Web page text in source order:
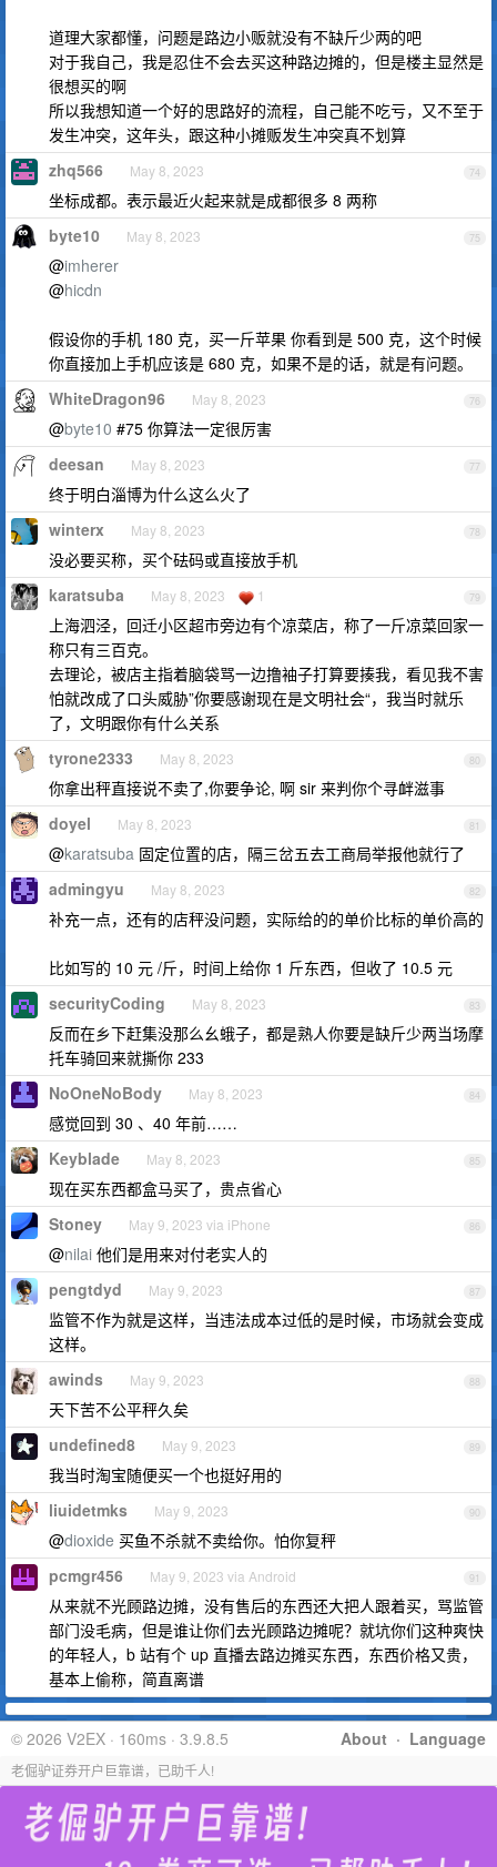
道理大家都懂，问题是路边小贩就没有不缺斤少两的吧
对于我自己，我是忍住不会去买这种路边摊的，但是楼主显然是
很想买的啊
所以我想知道一个好的思路好的流程，自己能不吃亏，又不至于
发生冲突，这年头，跟这种小摊贩发生冲突真不划算
74
zhq566 May 8, 2023
坐标成都。表示最近火起来就是成都很多 8 两称
75
byte10 May 8, 2023
@imherer
@hicdn
假设你的手机 180 克，买一斤苹果 你看到是 500 克，这个时候
你直接加上手机应该是 680 克，如果不是的话，就是有问题。
76
WhiteDragon96 May 8, 2023
@byte10 #75 你算法一定很厉害
77
deesan May 8, 2023
终于明白淄博为什么这么火了
78
winterx May 8, 2023
没必要买称，买个砝码或直接放手机
79
karatsuba May 8, 2023 1
上海泗泾，回迁小区超市旁边有个凉菜店，称了一斤凉菜回家一
称只有三百克。
去理论，被店主指着脑袋骂一边撸袖子打算要揍我，看见我不害
怕就改成了口头威胁”你要感谢现在是文明社会“，我当时就乐
了，文明跟你有什么关系
80
tyrone2333 May 8, 2023
你拿出秤直接说不卖了,你要争论, 啊 sir 来判你个寻衅滋事
81
doyel May 8, 2023
@karatsuba 固定位置的店，隔三岔五去工商局举报他就行了
82
admingyu May 8, 2023
补充一点，还有的店秤没问题，实际给的的单价比标的单价高的
比如写的 10 元 /斤，时间上给你 1 斤东西，但收了 10.5 元
83
securityCoding May 8, 2023
反而在乡下赶集没那么幺蛾子，都是熟人你要是缺斤少两当场摩
托车骑回来就撕你 233
84
NoOneNoBody May 8, 2023
感觉回到 30 、40 年前……
85
Keyblade May 8, 2023
现在买东西都盒马买了，贵点省心
86
Stoney May 9, 2023 via iPhone
@nilai 他们是用来对付老实人的
87
pengtdyd May 9, 2023
监管不作为就是这样，当违法成本过低的是时候，市场就会变成
这样。
88
awinds May 9, 2023
天下苦不公平秤久矣
89
undefined8 May 9, 2023
我当时淘宝随便买一个也挺好用的
90
liuidetmks May 9, 2023
@dioxide 买鱼不杀就不卖给你。怕你复秤
91
pcmgr456 May 9, 2023 via Android
从来就不光顾路边摊，没有售后的东西还大把人跟着买，骂监管
部门没毛病，但是谁让你们去光顾路边摊呢？就坑你们这种爽快
的年轻人，b 站有个 up 直播去路边摊买东西，东西价格又贵，
基本上偷称，简直离谱
About · Language
© 2026 V2EX · 160ms · 3.9.8.5
老倔驴证券开户巨靠谱，已助千人!